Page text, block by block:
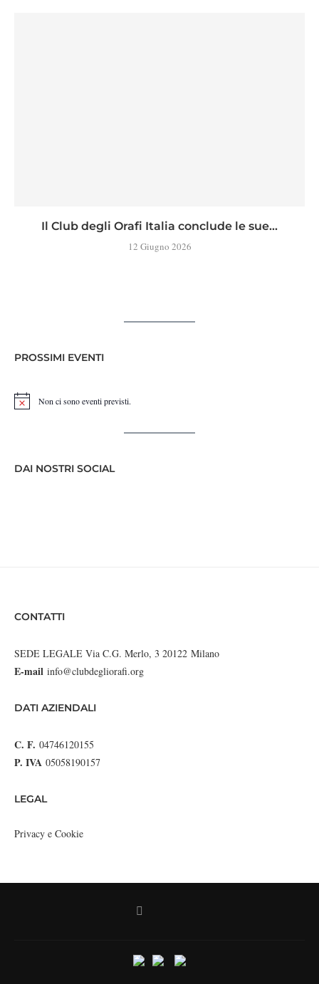
Il Club degli Orafi Italia conclude le sue...
12 Giugno 2026
PROSSIMI EVENTI
Notice Non ci sono eventi previsti.
DAI NOSTRI SOCIAL
CONTATTI
SEDE LEGALE Via C.G. Merlo, 3 20122 Milano
E-mail info@clubdegliorafi.org
DATI AZIENDALI
C. F. 04746120155
P. IVA 05058190157
LEGAL
Privacy e Cookie